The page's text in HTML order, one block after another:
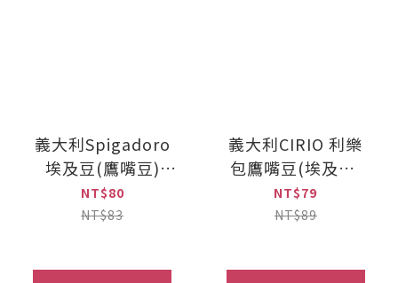
義大利Spigadoro
埃及豆(鷹嘴豆)
400g
NT$80
NT$83
義大利CIRIO 利樂
包鷹嘴豆(埃及豆)
380g
NT$79
NT$89